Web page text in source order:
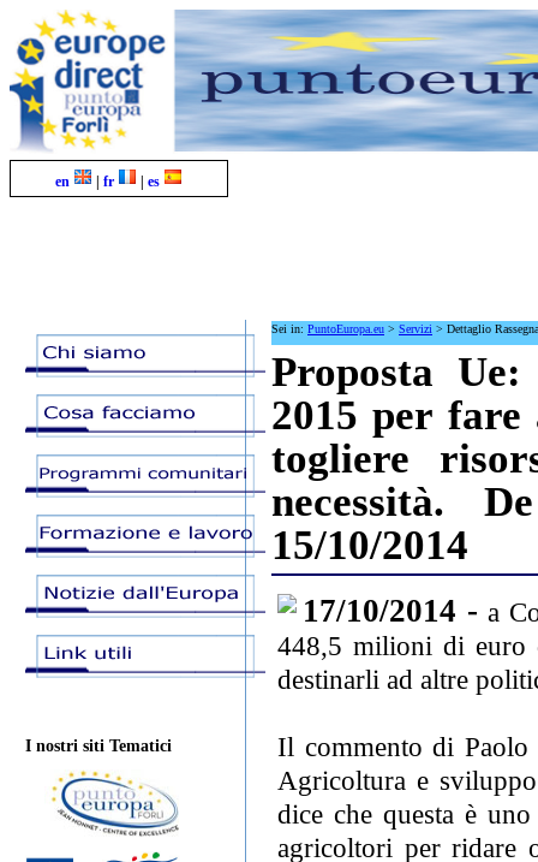
en | fr | es
I nostri siti Tematici
Sei in: PuntoEuropa.eu > Servizi > Dettaglio
Proposta
2015 per
togliere
necessità.
15/10/2014
17/10/2014 -a
448,5 milioni di euro
destinarli ad altre
Il commento di Paolo
Agricoltura e
dice che questa è
agricoltori per ridare